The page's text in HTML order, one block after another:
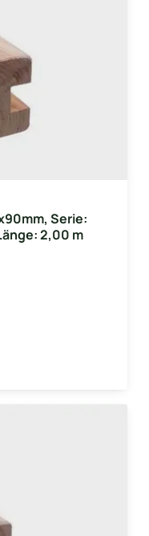
Serie:
2,00 m